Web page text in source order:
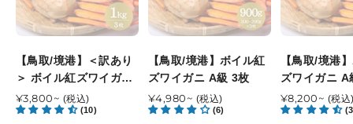
訳
あ
＞
ボ
イ
ル
【鳥取/境港】＜訳あり
＞ ボイル紅ズワイガニ
B級
通
常
¥3,800~ (税込)
(10)
イ
ル
ズ
ワ
イ
ガ
【鳥取/境港】ボイル紅
ズワイガニ A級 3枚
通
常
¥4,980~ (税込)
(6)
イ
ル
ズ
ワ
イ
ガ
【鳥取/境港
ズワイガニ A
通
常
¥8,200~ (税込